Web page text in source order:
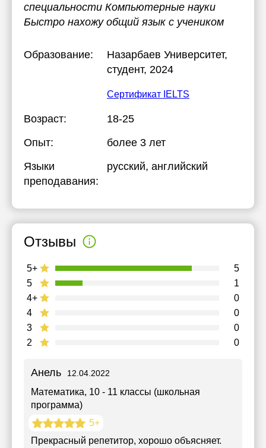
специальности Компьютерные науки
Быстро нахожу общий язык с учеником
Образование: Назарбаев Университет,
студент, 2024
Сертификат IELTS
Возраст:
18-25
Опыт:
более 3 лет
Языки
преподавания:
русский, английский
Отзывы
2 0
3 0
4 0
4+ 0
5 1
5+ 5
Анель 12.04.2022
Математика, 10 - 11 классы (школьная
программа)
5+
Прекрасный репетитор, хорошо объясняет.